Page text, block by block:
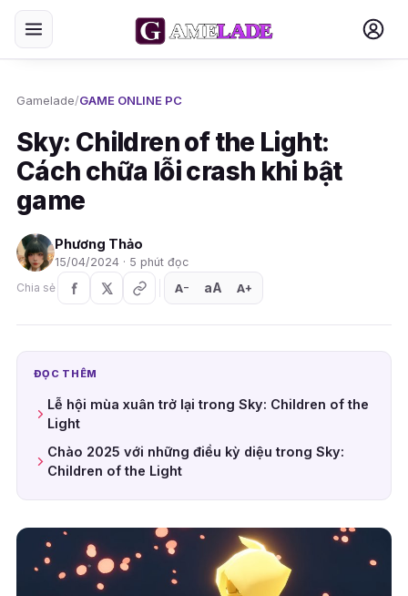
Gamelade/GAME ONLINE PC
Sky: Children of the Light:
Cách chữa lỗi crash khi bật
game
Phương Thảo
15/04/2024 · 5 phút đọc
Chia sẻ
A− aA A+
ĐỌC THÊM
Lễ hội mùa xuân trở lại trong Sky: Children of the
Light
Chào 2025 với những điều kỳ diệu trong Sky:
Children of the Light